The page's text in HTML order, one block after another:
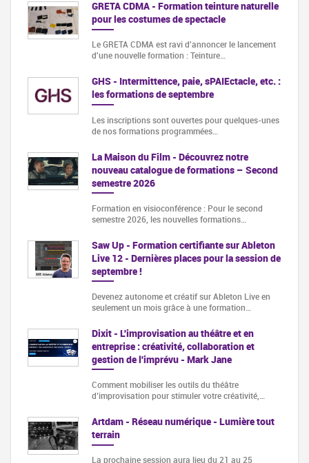
GRETA CDMA - Formation teinture naturelle
pour les costumes de spectacle
Le GRETA CDMA est ravi d'annoncer le lancement
d'une nouvelle formation : Teinture…
GHS - Intermittence, paie, sPAIEctacle, etc. :
les formations de septembre
Les inscriptions sont ouvertes pour quelques-unes
de nos formations programmées…
La Maison du Film - Découvrez notre
nouveau catalogue de formations – Second
semestre 2026
Formation en visioconférence : Pour le second
semestre 2026, les nouvelles formations…
Saw Up - Formation certifiante sur Ableton
Live 12 - Dernières places pour la session de
septembre !
Devenez autonome et créatif sur Ableton Live en
seulement un mois grâce à une formation…
Dixit - L'improvisation au théâtre et en
entreprise : créativité, collaboration et
gestion de l'imprévu - Mark Jane
Comment mobiliser les outils du théâtre
d’improvisation pour stimuler votre créativité,…
Artdam - Réseau numérique - Lumière tout
terrain
La prochaine session aura lieu du 21 au 25